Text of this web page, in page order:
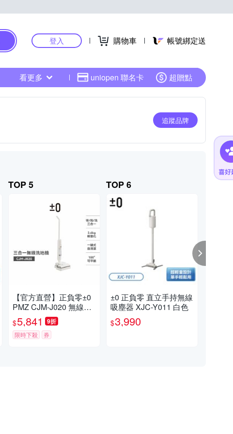
登入 購物車 帳號綁定送
看更多 uniopen 聯名卡 超贈點
追蹤品牌
TOP 5
【官方直營】正負零±0
PMZ CJM-J020 無線智
能洗地機 白
$5,841 9折
限時下殺 券
TOP 6
±0 正負零 直立手持無線
吸塵器 XJC-Y011 白色
$3,990